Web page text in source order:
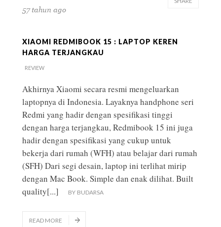
57 tahun ago
XIAOMI REDMIBOOK 15 : LAPTOP KEREN
HARGA TERJANGKAU
REVIEW
Akhirnya Xiaomi secara resmi mengeluarkan
laptopnya di Indonesia. Layaknya handphone seri
Redmi yang hadir dengan spesifikasi tinggi
dengan harga terjangkau, Redmibook 15 ini juga
hadir dengan spesifikasi yang cukup untuk
bekerja dari rumah (WFH) atau belajar dari rumah
(SFH) Dari segi desain, laptop ini terlihat mirip
dengan Mac Book. Simple dan enak dilihat. Built
quality[...] BY BUDARSA
READ MORE